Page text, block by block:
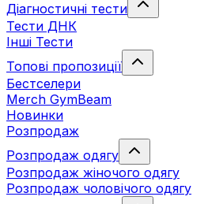
Діагностичні тести
Тести ДНК
Інші Тести
Топові пропозиції
Бестселери
Merch GymBeam
Новинки
Розпродаж
Розпродаж одягу
Розпродаж жіночого одягу
Розпродаж чоловічого одягу